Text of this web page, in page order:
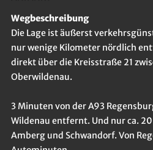
Wegbeschreibung
Die Lage ist äußerst
nur wenige Kilometer nördlich
direkt über die Kreisstraße 21
Oberwildenau.
3 Minuten von der A93
Wildenau entfernt. Und nur ca.
Amberg und Schwandorf. Von